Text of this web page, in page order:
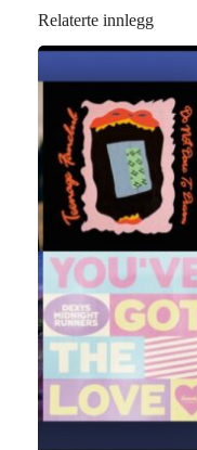
Relaterte innlegg